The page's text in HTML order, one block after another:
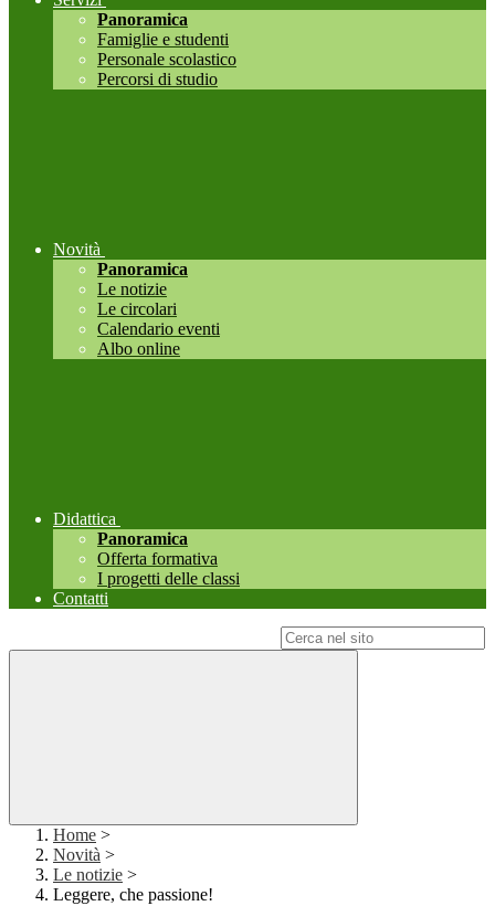
Panoramica
Famiglie e studenti
Personale scolastico
Percorsi di studio
Novità
Panoramica
Le notizie
Le circolari
Calendario eventi
Albo online
Didattica
Panoramica
Offerta formativa
I progetti delle classi
Contatti
Home >
Novità >
Le notizie >
Leggere, che passione!